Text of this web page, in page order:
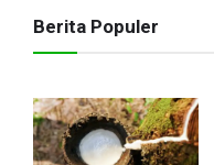
Berita Populer